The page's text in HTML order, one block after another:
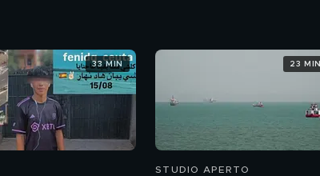
33 MIN
STUDIO APERTO
23 MIN